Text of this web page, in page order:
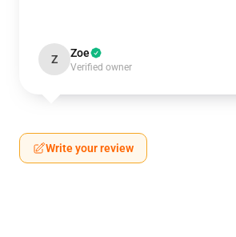
Z Zoe
Verified owner
Write your review